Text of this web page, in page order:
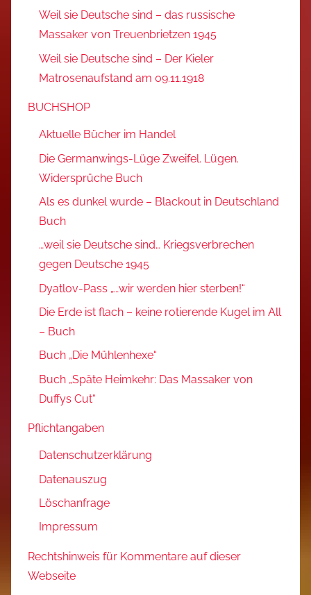
Weil sie Deutsche sind – das russische
Massaker von Treuenbrietzen 1945
Weil sie Deutsche sind – Der Kieler
Matrosenaufstand am 09.11.1918
BUCHSHOP
Aktuelle Bücher im Handel
Die Germanwings-Lüge Zweifel. Lügen.
Widersprüche Buch
Als es dunkel wurde – Blackout in Deutschland
Buch
…weil sie Deutsche sind… Kriegsverbrechen
gegen Deutsche 1945
Dyatlov-Pass „…wir werden hier sterben!“
Die Erde ist flach – keine rotierende Kugel im All
– Buch
Buch „Die Mühlenhexe“
Buch „Späte Heimkehr: Das Massaker von
Duffys Cut“
Pflichtangaben
Datenschutzerklärung
Datenauszug
Löschanfrage
Impressum
Rechtshinweis für Kommentare auf dieser
Webseite